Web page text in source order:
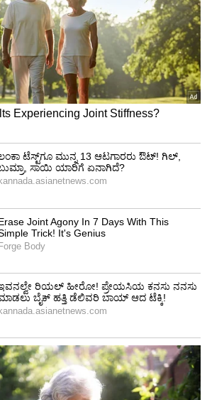
ಆಯ್ಕೆ ಮಾಡಲು ಅನುಮತಿಸುತ್ತದೆ.
ಈ ನಿಯಮದಡಿ ಬೇಸ್‌ಬಾಲ್‌ನ ಹಿರಿಯ
ಬಳಸಿಕೊಳ್ಳುತ್ತವೆ. ಆದರೆ
ವಿಭಿನ್ನವಾಗಿ ಆಲೋಚಿಸಿ ಕ್ರಿಕೆಟ್ ತಾರೆ
ಸೆಳೆದುಕೊಂಡಿತು. ಸದ್ಯ ಪ್ಲಂಕೆಟ್
ಕ್ರಿಕೆಟ್‌ನಲ್ಲಿ 'ಸ್ಯಾನ್ ಫ್ರಾನ್ಸಿಸ್ಕೋ
ಭಾಗವಾಗಿದ್ದಾರೆ.
ಹೀರೋ, ಐಪಿಎಲ್‌ ಮಾಜಿ
ಲಿಯಾಮ್ ಪ್ಲಂಕೆಟ್ ಹೆಸರು
ಮೈದಾನದಲ್ಲಿ ನ್ಯೂಜಿಲೆಂಡ್ ವಿರುದ್ಧ
ವಿಶ್ವಕಪ್ ಫೈನಲ್ ಪಂದ್ಯದಲ್ಲಿ
ತೆರೆಮರೆಯ ಹೀರೊ ಆಗಿದ್ದರು. ಬೆನ್
ಆರ್ಭಟದ ನಡುವೆ, ಬೌಲಿಂಗ್‌ನಲ್ಲಿ
ಓವರ್‌ಗಳಲ್ಲಿ 42 ರನ್ ನೀಡಿ 3
ಇದರಲ್ಲಿ ಕಿವೀಸ್ ನಾಯಕ
ಅತ್ಯಂತ ಪ್ರಮುಖ ವಿಕೆಟ್ ಕೂಡ